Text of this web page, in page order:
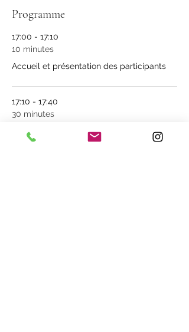
Programme
17:00 - 17:10
10 minutes
Accueil et présentation des participants
17:10 - 17:40
30 minutes
Conférence sur la vitalité